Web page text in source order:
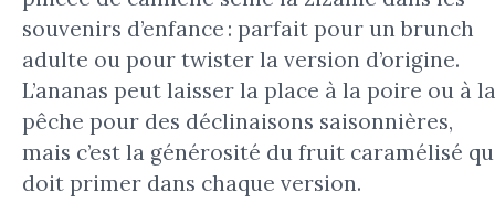
souvenirs d’enfance : parfait pour un brunch
adulte ou pour twister la version d’origine.
L’ananas peut laisser la place à la poire ou à la
pêche pour des déclinaisons saisonnières,
mais c’est la générosité du fruit caramélisé
doit primer dans chaque version.